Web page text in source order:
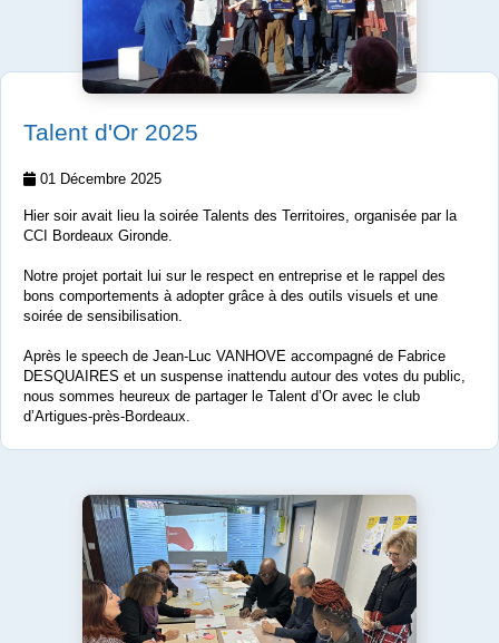
Talent d'Or 2025
01 Décembre 2025
Hier soir avait lieu la soirée Talents des Territoires, organisée par la
CCI Bordeaux Gironde.
Notre projet portait lui sur le respect en entreprise et le rappel des
bons comportements à adopter grâce à des outils visuels et une
soirée de sensibilisation.
Après le speech de Jean-Luc VANHOVE accompagné de Fabrice
DESQUAIRES et un suspense inattendu autour des votes du public,
nous sommes heureux de partager le Talent d’Or avec le club
d’Artigues-près-Bordeaux.